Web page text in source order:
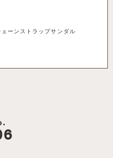
ーンストラップサンダル